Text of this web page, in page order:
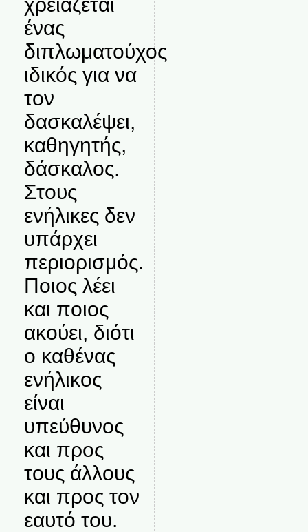
ένας
διπλωματούχος
ιδικός για να
τον
δασκαλέψει,
καθηγητής,
δάσκαλος.
Στους
ενήλικες δεν
υπάρχει
περιορισμός.
Ποιος λέει
και ποιος
ακούει, διότι
ο καθένας
ενήλικος
είναι
υπεύθυνος
και προς
τους άλλους
και προς τον
εαυτό του.